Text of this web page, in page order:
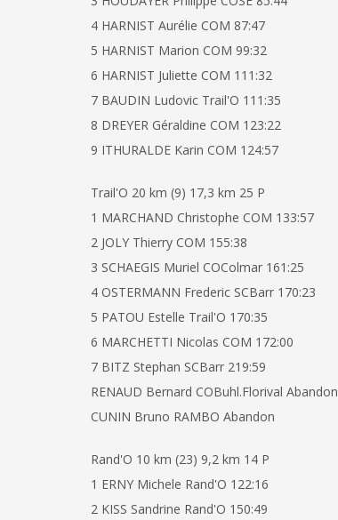
4 HARNIST Aurélie COM 87:47
5 HARNIST Marion COM 99:32
6 HARNIST Juliette COM 111:32
7 BAUDIN Ludovic Trail'O 111:35
8 DREYER Géraldine COM 123:22
9 ITHURALDE Karin COM 124:57
Trail'O 20 km (9) 17,3 km 25 P
1 MARCHAND Christophe COM 133:57
2 JOLY Thierry COM 155:38
3 SCHAEGIS Muriel COColmar 161:25
4 OSTERMANN Frederic SCBarr 170:23
5 PATOU Estelle Trail'O 170:35
6 MARCHETTI Nicolas COM 172:00
7 BITZ Stephan SCBarr 219:59
RENAUD Bernard COBuhl.Florival Abandon
CUNIN Bruno RAMBO Abandon
Rand'O 10 km (23) 9,2 km 14 P
1 ERNY Michele Rand'O 122:16
2 KISS Sandrine Rand'O 150:49